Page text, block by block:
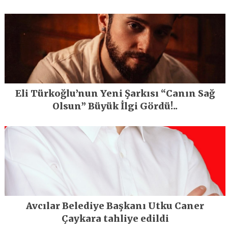
Eli Türkoğlu’nun Yeni Şarkısı “Canın Sağ
Olsun” Büyük İlgi Gördü!..
Avcılar Belediye Başkanı Utku Caner
Çaykara tahliye edildi